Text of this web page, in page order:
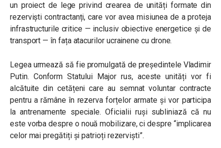
un proiect de lege privind crearea de unități formate din
rezerviști contractanți, care vor avea misiunea de a proteja
infrastructurile critice — inclusiv obiective energetice și de
transport — în fața atacurilor ucrainene cu drone.
Legea urmează să fie promulgată de președintele Vladimir
Putin. Conform Statului Major rus, aceste unități vor fi
alcătuite din cetățeni care au semnat voluntar contracte
pentru a rămâne în rezerva forțelor armate și vor participa
la antrenamente speciale. Oficialii ruși subliniază că nu
este vorba despre o nouă mobilizare, ci despre “implicarea
celor mai pregătiți și patrioți rezerviști”.